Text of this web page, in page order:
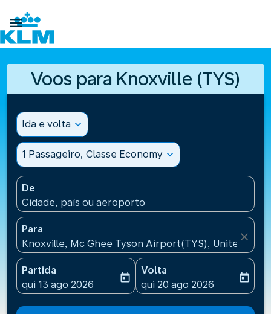

Voos para Knoxville (TYS)
Ida e volta expand_more
1 Passageiro, Classe Economy expand_more
De
Cidade, país ou aeroporto
Para
Knoxville, Mc Ghee Tyson Airport(TYS), United
close
Partida
fc-booking-departure-date-aria-label
qui 13 ago 2026
today
Volta
fc-booking-return-date-
qui 20 ago 2026
today